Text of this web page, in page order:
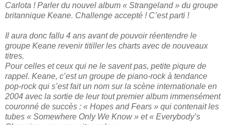
Carlota ! Parler du nouvel album « Strangeland » du groupe
britannique Keane. Challenge accepté ! C’est parti !
Il aura donc fallu 4 ans avant de pouvoir réentendre le
groupe Keane revenir titiller les charts avec de nouveaux
titres.
Pour celles et ceux qui ne le savent pas, petite piqure de
rappel. Keane, c’est un groupe de piano-rock à tendance
pop-rock qui s’est fait un nom sur la scène internationale en
2004 avec la sortie de leur tout premier album immensément
couronné de succès : « Hopes and Fears » qui contenait les
tubes « Somewhere Only We Know » et « Everybody’s